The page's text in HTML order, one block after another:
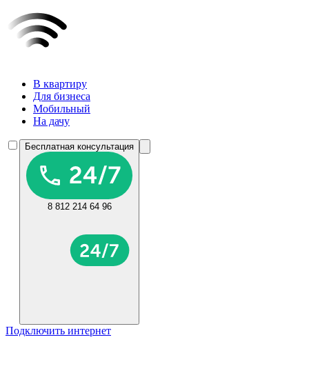
В квартиру
Для бизнеса
Мобильный
На дачу
Бесплатная консультация
8 812 214 64 96
Подключить интернет